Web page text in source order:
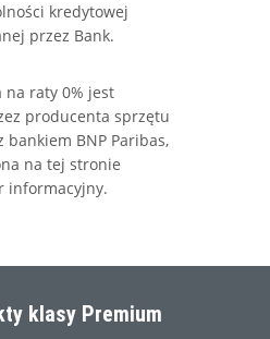
kredytowej
przez Bank.
na raty 0% jest
producenta sprzętu
BNP Paribas,
na tej stronie
informacyjny.
klasy Premium